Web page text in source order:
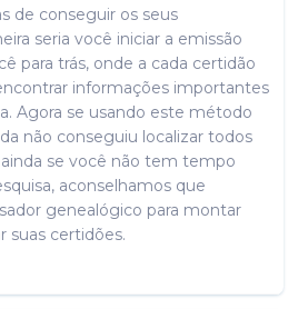
de conseguir os seus
seria você iniciar a emissão
para trás, onde a cada certidão
informações importantes
Agora se usando este método
não conseguiu localizar todos
se você não tem tempo
aconselhamos que
genealógico para montar
suas certidões.